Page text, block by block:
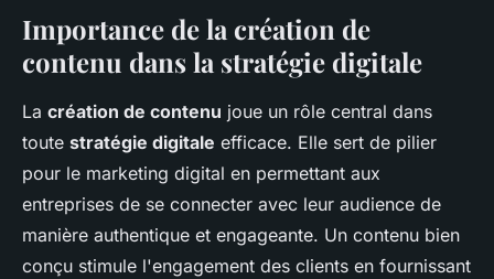
Importance de la création de
contenu dans la stratégie digitale
La création de contenu joue un rôle central dans
toute stratégie digitale efficace. Elle sert de pilier
pour le marketing digital en permettant aux
entreprises de se connecter avec leur audience de
manière authentique et engageante. Un contenu bien
conçu stimule l'engagement des clients en fournissant